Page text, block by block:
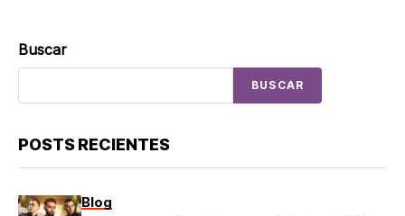
Buscar
BUSCAR
POSTS RECIENTES
Blog